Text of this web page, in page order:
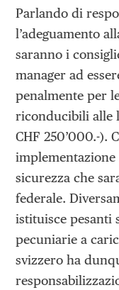
Parlando di
l’adeguamento
saranno i
manager ad
penalmente per
riconducibili alle
CHF 250’000.-).
sicurezza che
federale.
istituisce pesanti
pecuniarie a
svizzero ha